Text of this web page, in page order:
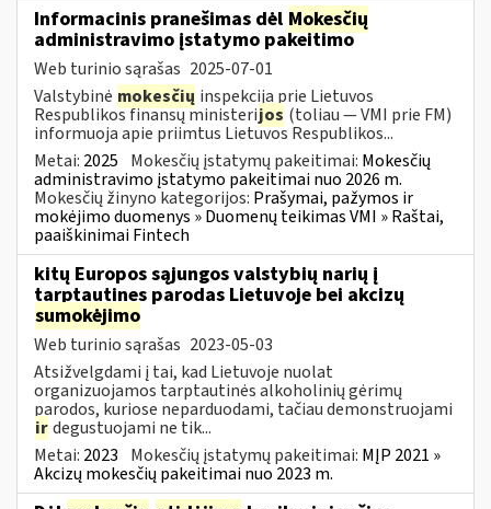
Informacinis pranešimas dėl Mokesčių
administravimo įstatymo pakeitimo
Web turinio sąrašas 2025-07-01
Valstybinė mokesčių inspekcija prie Lietuvos
Respublikos finansų ministerijos (toliau — VMI prie FM)
informuoja apie priimtus Lietuvos Respublikos...
Metai: 2025 Mokesčių įstatymų pakeitimai: Mokesčių
administravimo įstatymo pakeitimai nuo 2026 m.
Mokesčių žinyno kategorijos: Prašymai, pažymos ir
mokėjimo duomenys » Duomenų teikimas VMI » Raštai,
paaiškinimai Fintech
kitų Europos sąjungos valstybių narių į
tarptautines parodas Lietuvoje bei akcizų
sumokėjimo
Web turinio sąrašas 2023-05-03
Atsižvelgdami į tai, kad Lietuvoje nuolat
organizuojamos tarptautinės alkoholinių gėrimų
parodos, kuriose neparduodami, tačiau demonstruojami
irdegustuojami ne tik...
Metai: 2023 Mokesčių įstatymų pakeitimai: MĮP 2021 »
Akcizų mokesčių pakeitimai nuo 2023 m.